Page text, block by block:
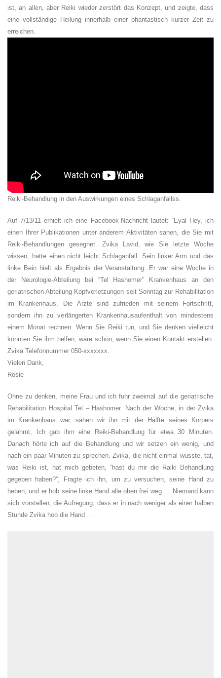
ist, an allen, aber Reiki wieder zerstört das Konzept, und zeigte, dass
eine vollständige Heilung innerhalb einer phantastisch kurzer Zeit zu
erreichen.
Reiki-Behandlung in den Auswirkungen eines Schlaganfallss.
Auf 7/13/11 erhielt ich eine Facebook-Nachricht lautet: “Eyal Hey, ich
einen Ihrer Publikationen unter anderem Aktivitäten sahen, die Sie mit
Reiki-Behandlungen gesegnet. Zvika Lavid, wie Sie letzte Woche
wissen, hatte einen nicht leicht Schlaganfall. Sein linker Arm und das
linke Bein hielt als Ergebnis der Veranstaltung. Er war eine Woche in
der Neurologie-Abteilung bei “Tel Hashomer” Krankenhaus an den
geriatrischen Abteilung Kopfverletzungen seit Sonntag zur Rehabilitation
im Krankenhaus. Die Ärzte sind zufrieden mit seinem Fortschritt,
sondern ihn zu verlängerten Krankenhausaufenthalt von mindestens
einem Monat rechnen. Wenn Sie Reiki tun, und Sie denken vielleicht
könnten Sie ihm helfen, wäre schön, wenn Sie einen Kontakt erstellen.
Zvika Telefonnummer 050-xxxxxxx.
Vielen Dank,
Rosie
Ohne zu denken, meine Frau und ich fuhr zweimal auf die geriatrische
Rehabilitation Hospital Tel – Hashomer. Nach der Woche, in der Zvika
im Krankenhaus war, sahen wir ihn mit der Hälfte seines Körpers
gelähmt; Ich gab ihm eine Reiki-Behandlung für etwa 30 Minuten.
Danach hörte ich auf die Behandlung und wir setzen ein wenig, und
nach ein paar Minuten zu sprechen. Zvika, die nicht einmal wusste, tat,
was Reiki ist, hat mich gebeten, “hast du mir die Raiki Behandlung
gegeben haben?”, Fragte ich ihn, um zu versuchen, seine Hand zu
heben, und er hob seine linke Hand alle oben frei weg … Niemand kann
sich vorstellen, die Aufregung, dass er in nach weniger als einer halben
Stunde Zvika hob die Hand …